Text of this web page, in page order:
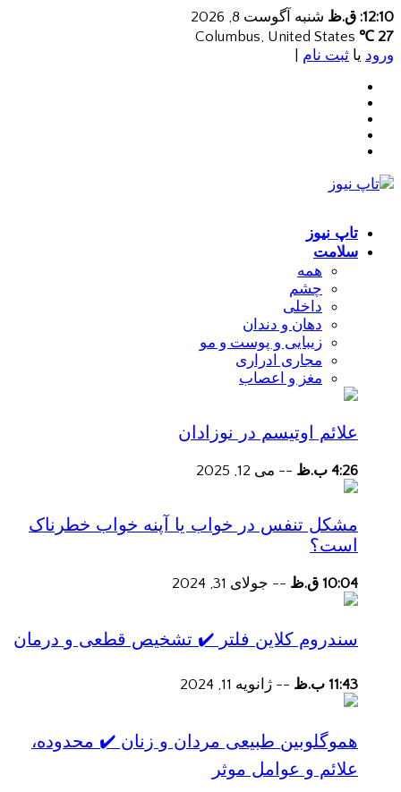
12:10: ق.ظ
شنبه آگوست 8, 2026
27 ℃
ورود یا ثبت نام
تاپ نیوز
سلامت
همه
چشم
داخلی
دهان و دندان
زیبایی و پوست و مو
مجاری ادراری
مغز و اعصاب
علائم اوتیسم در نوزادان
4:26 ب.ظ -- می 12, 2025
مشکل تنفس در خواب یا آپنه خواب خطرناک
است؟
10:04 ق.ظ -- جولای 31, 2024
سندروم کلاین فلتر ✔️ تشخیص قطعی و درمان
11:43 ب.ظ -- ژانویه 11, 2024
هموگلوبین طبیعی مردان و زنان ✔️ محدوده،
علائم و عوامل موثر